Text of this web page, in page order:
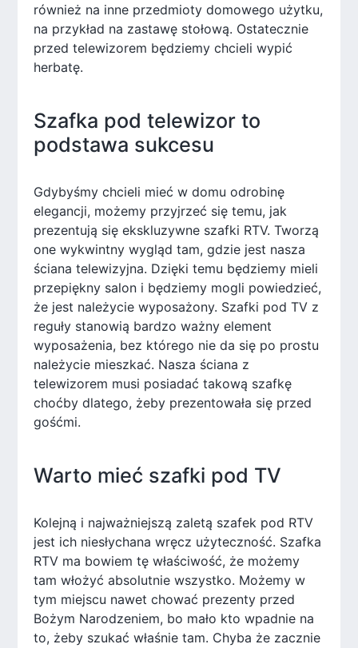
również na inne przedmioty domowego użytku,
na przykład na zastawę stołową. Ostatecznie
przed telewizorem będziemy chcieli wypić
herbatę.
Szafka pod telewizor to
podstawa sukcesu
Gdybyśmy chcieli mieć w domu odrobinę
elegancji, możemy przyjrzeć się temu, jak
prezentują się ekskluzywne szafki RTV. Tworzą
one wykwintny wygląd tam, gdzie jest nasza
ściana telewizyjna. Dzięki temu będziemy mieli
przepiękny salon i będziemy mogli powiedzieć,
że jest należycie wyposażony. Szafki pod TV z
reguły stanowią bardzo ważny element
wyposażenia, bez którego nie da się po prostu
należycie mieszkać. Nasza ściana z
telewizorem musi posiadać takową szafkę
choćby dlatego, żeby prezentowała się przed
gośćmi.
Warto mieć szafki pod TV
Kolejną i najważniejszą zaletą szafek pod RTV
jest ich niesłychana wręcz użyteczność. Szafka
RTV ma bowiem tę właściwość, że możemy
tam włożyć absolutnie wszystko. Możemy w
tym miejscu nawet chować prezenty przed
Bożym Narodzeniem, bo mało kto wpadnie na
to, żeby szukać właśnie tam. Chyba że zacznie